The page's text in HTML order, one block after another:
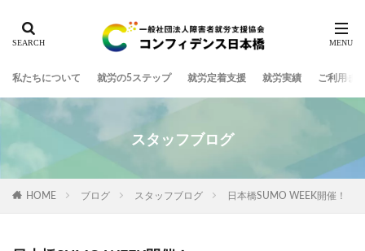
私たちについて 就労の5ステップ 就労定着支援 就労実績 ご利用ま
スタッフブログ
HOME ブログ スタッフブログ 日本橋SUMO WEEK開催！